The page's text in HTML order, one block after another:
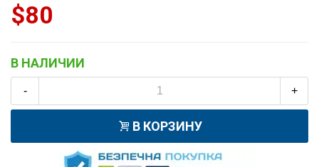
$80
В НАЛИЧИИ
- +
В КОРЗИНУ